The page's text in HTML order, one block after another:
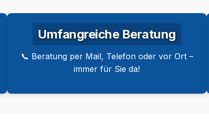
Umfangreiche Beratung
📞 Beratung per Mail, Telefon oder vor Ort –
immer für Sie da!